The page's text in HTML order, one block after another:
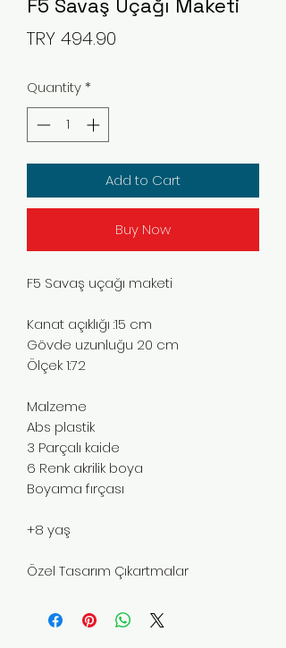
F5 Savaş Uçağı Maketi
TRY 494.90
Quantity*
Add to Cart
Buy Now
F5 Savaş uçağı maketi
Kanat açıklığı :15 cm
Gövde uzunluğu 20 cm
Ölçek 1:72
Malzeme
Abs plastik
3 Parçalı kaide
6 Renk akrilik boya
Boyama fırçası
+8 yaş
Özel Tasarım Çıkartmalar